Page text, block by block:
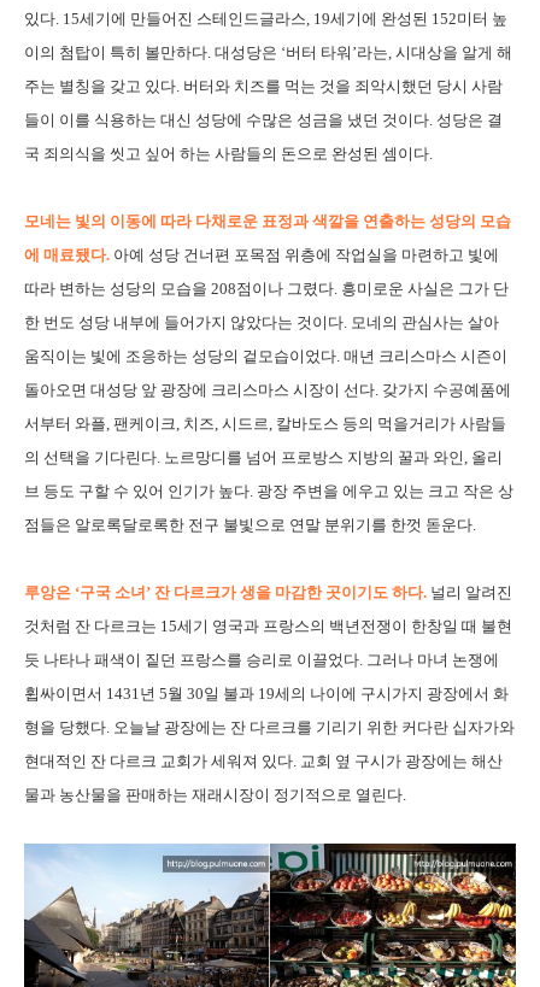
있다. 15세기에 만들어진 스테인드글라스, 19세기에 완성된 152미터 높
이의 첨탑이 특히 볼만하다. 대성당은 ‘버터 타워’라는, 시대상을 알게 해
주는 별칭을 갖고 있다. 버터와 치즈를 먹는 것을 죄악시했던 당시 사람
들이 이를 식용하는 대신 성당에 수많은 성금을 냈던 것이다. 성당은 결
국 죄의식을 씻고 싶어 하는 사람들의 돈으로 완성된 셈이다.
모네는 빛의 이동에 따라 다채로운 표정과 색깔을 연출하는 성당의 모습
에 매료됐다. 아예 성당 건너편 포목점 위층에 작업실을 마련하고 빛에
따라 변하는 성당의 모습을 208점이나 그렸다. 흥미로운 사실은 그가 단
한 번도 성당 내부에 들어가지 않았다는 것이다. 모네의 관심사는 살아
움직이는 빛에 조응하는 성당의 겉모습이었다. 매년 크리스마스 시즌이
돌아오면 대성당 앞 광장에 크리스마스 시장이 선다. 갖가지 수공예품에
서부터 와플, 팬케이크, 치즈, 시드르, 칼바도스 등의 먹을거리가 사람들
의 선택을 기다린다. 노르망디를 넘어 프로방스 지방의 꿀과 와인, 올리
브 등도 구할 수 있어 인기가 높다. 광장 주변을 에우고 있는 크고 작은 상
점들은 알로록달로록한 전구 불빛으로 연말 분위기를 한껏 돋운다.
루앙은 ‘구국 소녀’ 잔 다르크가 생을 마감한 곳이기도 하다. 널리 알려진
것처럼 잔 다르크는 15세기 영국과 프랑스의 백년전쟁이 한창일 때 불현
듯 나타나 패색이 짙던 프랑스를 승리로 이끌었다. 그러나 마녀 논쟁에
휩싸이면서 1431년 5월 30일 불과 19세의 나이에 구시가지 광장에서 화
형을 당했다. 오늘날 광장에는 잔 다르크를 기리기 위한 커다란 십자가와
현대적인 잔 다르크 교회가 세워져 있다. 교회 옆 구시가 광장에는 해산
물과 농산물을 판매하는 재래시장이 정기적으로 열린다.